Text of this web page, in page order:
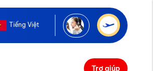
Tiếng Việt
Trợ giúp